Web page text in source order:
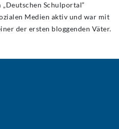
Schulportal“
Medien aktiv und war mit
der ersten bloggenden Väter.